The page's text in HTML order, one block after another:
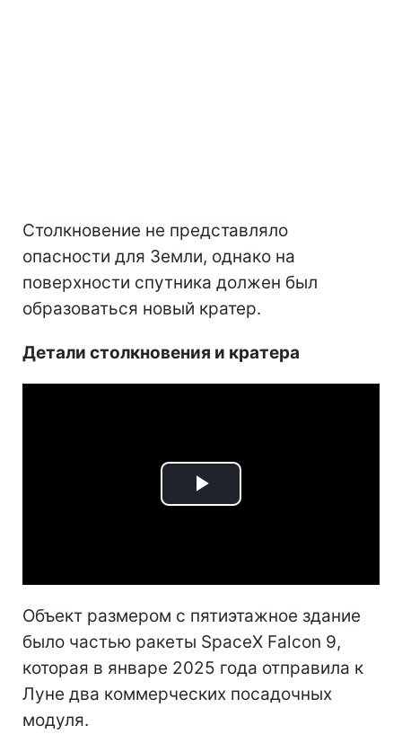
Столкновение не представляло
опасности для Земли, однако на
поверхности спутника должен был
образоваться новый кратер.
Детали столкновения и кратера
Play
Объект размером с пятиэтажное здание
было частью ракеты SpaceX Falcon 9,
которая в январе 2025 года отправила к
Луне два коммерческих посадочных
модуля.